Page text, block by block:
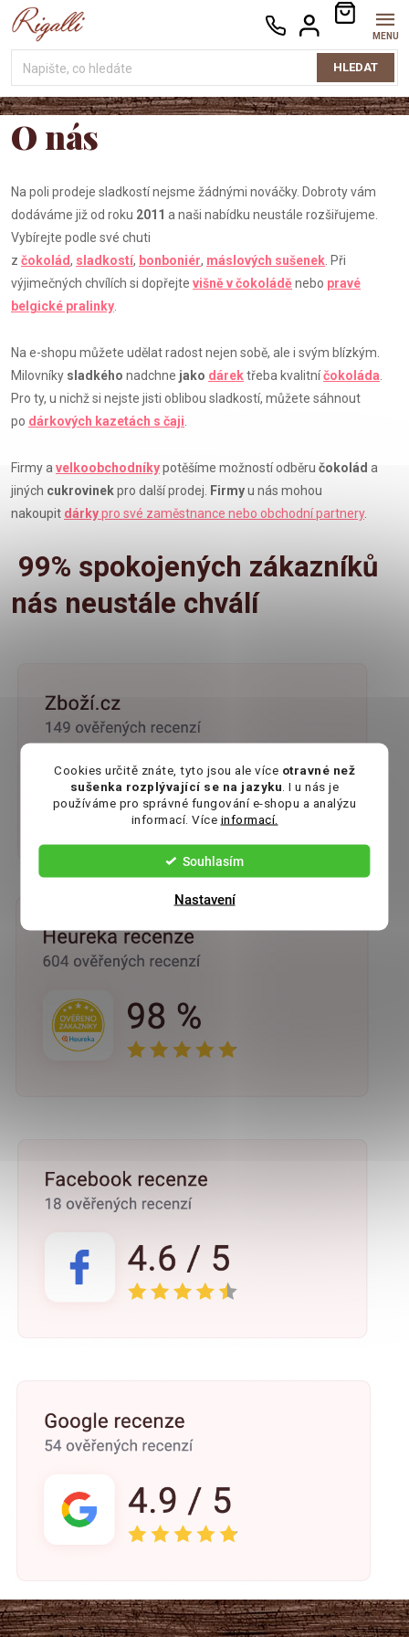
Cookies určitě znáte, tyto jsou ale více otravné než
sušenka rozplývající se na jazyku . I u nás je
používáme pro správné fungování e-shopu a analýzu
informací. Více informací.
Souhlasím
Nastavení
Přejít
na
HLEDAT
NÁKUPNÍ
KOŠÍK
O nás
Na poli prodeje sladkostí nejsme žádnými nováčky. Dobroty vám
dodáváme již od roku 2011 a naši nabídku neustále rozšiřujeme.
Vybírejte podle své chuti
z čokolád, sladkostí, bonboniér, máslových sušenek . Při
výjimečných chvílích si dopřejte višně v čokoláděnebo pravé
belgické pralinky
Na e-shopu můžete udělat radost nejen sobě, ale i svým blízkým.
Milovníky sladkého nadchne jako dárektřeba kvalitníčokoláda
Pro ty, u nichž si nejste jisti oblibou sladkostí, můžete sáhnout
po dárkových kazetách s čaji
Firmy a velkoobchodníkypotěšíme možností odběru čokolád a
jiných cukrovinekpro další prodej. Firmyu nás mohou
nakoupit dárkypro své zaměstnance nebo obchodní partnery.
99% spokojených zákazníků
nás neustále chválí